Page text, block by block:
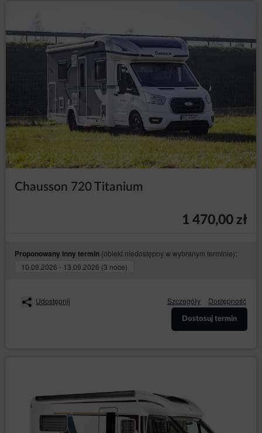
organizacyjne, aby zapewnić stopień bezpieczeństwa
odpowiadający temu ryzyku.
Działania marketingowe administratora
Na stronie Serwisu Administrator danych może zamieszczać
informacje marketingowe o swoich produktach lub
usługach. Wyświetlanie tych treści jest dokonywane przez
Administratora danych zgodnie z art. 6 ust.1 lit. f RODO, tj.
zgodnie z prawnie uzasadnionym interesem Administratora
danych polegającym na publikacji treści związanych ze
świadczonymi usługami oraz treści promocyjnych akcji, w
które Administrator danych jest zaangażowany.
Jednocześnie działanie to nie narusza praw i wolności
Gości/Użytkowników, Goście/Użytkownicy spodziewają się
oczekują lub jest to ich bezpośrednim celem wizyty na
stronie/stronach Serwisu.
Administrator danych ujawnia dane osobowe Użytkowników
celu realizacji usług na rzecz Administratora danych, np.
hostingu i obsługi Strony, usługi IT, obsługi marketingowej i
Dane osobowe nie będą przetwarzane w państwach
o osobie są przetwarzane, jest ona uprawniona
do uzyskania dostępu do nich oraz uzyskania
następujących informacji: o celach
przetwarzania, kategoriach danych osobowych,
Chausson 720 Titanium
1 470,00 zł
Proponowany inny termin (obiekt niedostępny w wybranym terminie):
10.09.2026 - 13.09.2026 (3 noce)
Udostępnij Szczegóły Dostępność
Dostosuj termin